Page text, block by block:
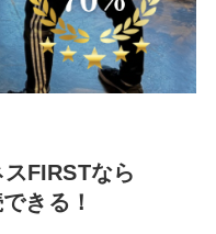
FIRSTなら
きる！